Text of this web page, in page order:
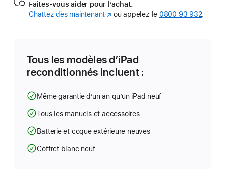
Faites-vous aider pour l’achat.
Chattez dès maintenant (s’ouvre
fenêtre)
ou appelez le 0800 93 932.
Tous les modèles d’iPad
reconditionnés incluent :
Même garantie d’un an qu’un iPad neuf
Tous les manuels et accessoires
Batterie et coque extérieure neuves
Coffret blanc neuf